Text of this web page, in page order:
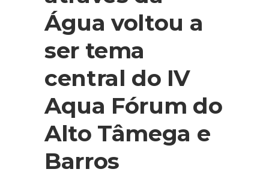
Água voltou a
ser tema
central do IV
Aqua Fórum do
Alto Tâmega e
Barros